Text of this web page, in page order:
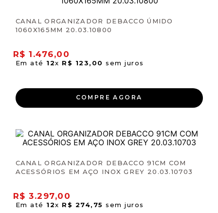
CANAL ORGANIZADOR DEBACCO ÚMIDO
1060X165MM 20.03.10800
R$ 1 .476,00
Em até 12x R$ 123, 00 sem juros
COMPRE AGORA
CANAL ORGANIZADOR DEBACCO 91CM COM
ACESSÓRIOS EM AÇO INOX GREY 20.03.10703
R$ 3.297,00
Em até 12x R$ 274, 75 sem juros